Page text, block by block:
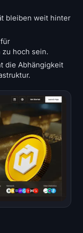
bleiben weit hinter
hoch sein.
die Abhängigkeit